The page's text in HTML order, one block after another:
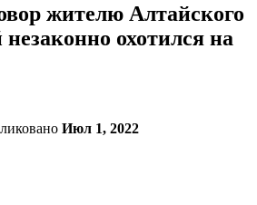
жителю Алтайского
охотился на
Июл 1, 2022